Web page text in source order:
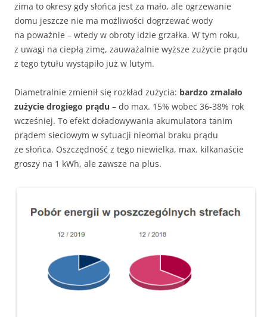
zima to okresy gdy słońca jest za mało, ale ogrzewanie
domu jeszcze nie ma możliwości dogrzewać wody
na poważnie – wtedy w obroty idzie grzałka. W tym roku,
z uwagi na ciepłą zimę, zauważalnie wyższe zużycie prądu
z tego tytułu wystąpiło już w lutym.
Diametralnie zmienił się rozkład zużycia: bardzo zmalało
zużycie drogiego prądu – do max. 15% wobec 36-38% rok
wcześniej. To efekt doładowywania akumulatora tanim
prądem sieciowym w sytuacji nieomal braku prądu
ze słońca. Oszczędność z tego niewielka, max. kilkanaście
groszy na 1 kWh, ale zawsze na plus.